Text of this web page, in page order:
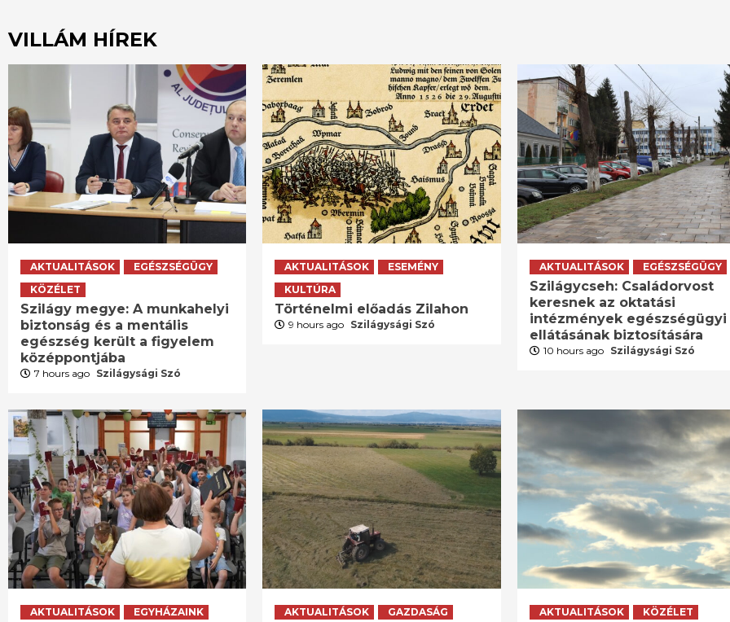
VILLÁM HÍREK
AKTUALITÁSOK
EGÉSZSÉGÜGY
KÖZÉLET
Szilágy megye: A munkahelyi
biztonság és a mentális
egészség került a figyelem
középpontjába
7 hours ago Szilágysági Szó
AKTUALITÁSOK
ESEMÉNY
KULTÚRA
Történelmi előadás Zilahon
9 hours ago Szilágysági Szó
AKTUALITÁSOK EGÉSZSÉGÜGY
Szilágycseh: Családorvost
keresnek az oktatási
intézmények egészségügyi
ellátásának biztosítására
10 hours ago Szilágysági Szó
AKTUALITÁSOK
EGYHÁZAINK
AKTUALITÁSOK GAZDASÁG AKTUALITÁSOK KÖZÉLET